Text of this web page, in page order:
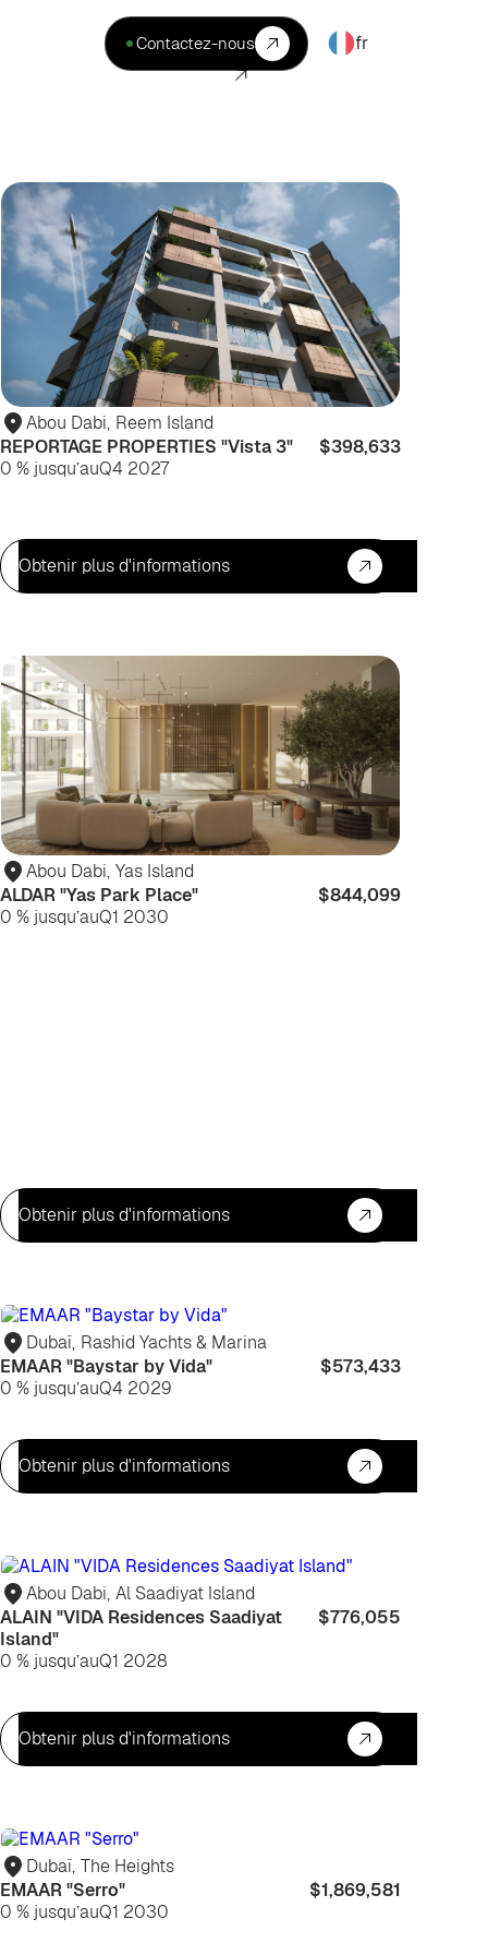
Contactez-nous fr
Abou Dabi, Reem Island
REPORTAGE PROPERTIES "Vista 3"
$398,633
0 % jusqu’auQ4 2027
Obtenir plus d'informations
Abou Dabi, Yas Island
ALDAR "Yas Park Place"
$844,099
0 % jusqu’auQ1 2030
Obtenir plus d'informations
Dubaï, Rashid Yachts & Marina
EMAAR "Baystar by Vida"
$573,433
0 % jusqu’auQ4 2029
Obtenir plus d'informations
Abou Dabi, Al Saadiyat Island
ALAIN "VIDA Residences Saadiyat
Island"
$776,055
0 % jusqu’auQ1 2028
Obtenir plus d'informations
Dubaï, The Heights
EMAAR "Serro"
$1,869,581
0 % jusqu’auQ1 2030